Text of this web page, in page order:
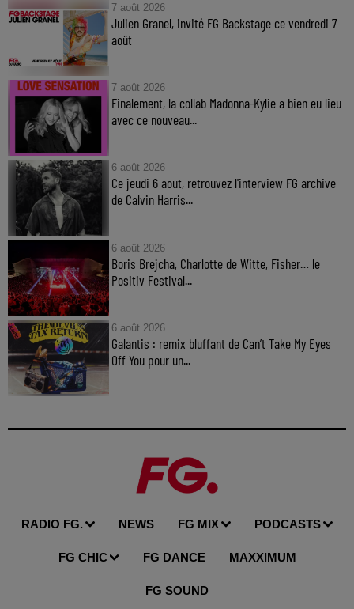
7 août 2026
Julien Granel, invité FG Backstage ce vendredi 7
août
7 août 2026
Finalement, la collab Madonna-Kylie a bien eu lieu
avec ce nouveau...
6 août 2026
Ce jeudi 6 aout, retrouvez l'interview FG archive
de Calvin Harris...
6 août 2026
Boris Brejcha, Charlotte de Witte, Fisher… le
Positiv Festival...
6 août 2026
Galantis : remix bluffant de Can’t Take My Eyes
Off You pour un...
RADIO FG. NEWS FG MIX PODCASTS
FG CHIC FG DANCE MAXXIMUM
FG SOUND